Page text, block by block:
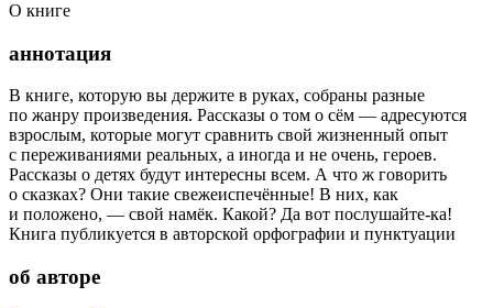
О книге
аннотация
В книге, которую вы держите в руках, собраны разные
по жанру произведения. Рассказы о том о сём — адресуются
взрослым, которые могут сравнить свой жизненный опыт
с переживаниями реальных, а иногда и не очень, героев.
Рассказы о детях будут интересны всем. А что ж говорить
о сказках? Они такие свежеиспечённые! В них, как
и положено, — свой намёк. Какой? Да вот послушайте-ка!
Книга публикуется в авторской орфографии и пунктуации
об авторе